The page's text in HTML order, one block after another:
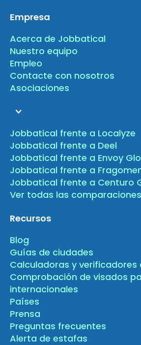
Empresa
Acerca de Jobbatical
Nuestro equipo
Empleo
Contacte con nosotros
Asociaciones
Jobbatical frente a Localyze
Jobbatical frente a Deel
Jobbatical frente a Envoy
Jobbatical frente a
Jobbatical frente a Centuro
Ver todas las comparaciones
Recursos
Blog
Guías de ciudades
Calculadoras y verificadores
Comprobación de visados
internacionales
Países
Prensa
Preguntas frecuentes
Alerta de estafas